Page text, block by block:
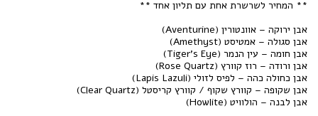
אבן לבנה – הולוויט (Howlite)